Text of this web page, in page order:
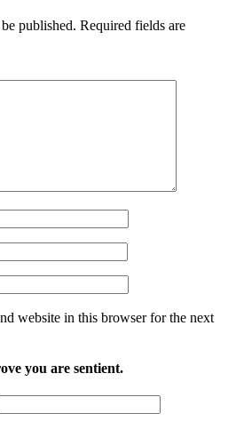
published. Required fields are
website in this browser for the next
you are sentient.